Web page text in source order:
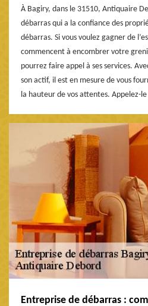
À Bagiry, dans le 31510, Antiquaire
débarras qui a la confiance des
débarras. Si vous voulez gagner de
commencent à encombrer votre
pourrez faire appel à ses services.
son actif, il est en mesure de vous
la hauteur de vos attentes. Appelez-
Entreprise de débarras :